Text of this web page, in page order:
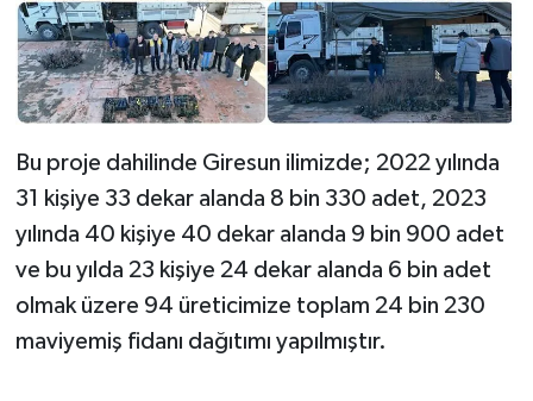
Bu proje dahilinde Giresun ilimizde; 2022 yılında
31 kişiye 33 dekar alanda 8 bin 330 adet, 2023
yılında 40 kişiye 40 dekar alanda 9 bin 900 adet
ve bu yılda 23 kişiye 24 dekar alanda 6 bin adet
olmak üzere 94 üreticimize toplam 24 bin 230
maviyemiş fidanı dağıtımı yapılmıştır.